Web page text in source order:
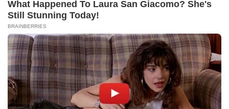
повертає впевненість у гардеробі.
Поради для
профілактики та
догляду після
очищення